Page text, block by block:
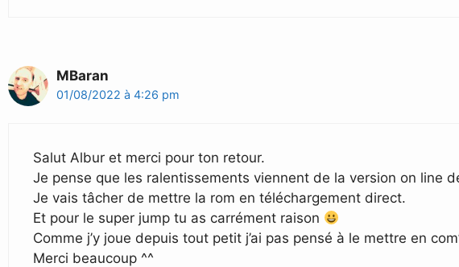
MBaran
01/08/2022 à 4:26 pm
Salut Albur et merci pour ton retour.
Je pense que les ralentissements viennent de la version on line
Je vais tâcher de mettre la rom en téléchargement direct.
Et pour le super jump tu as carrément raison
Comme j’y joue depuis tout petit j’ai pas pensé à le mettre en
Merci beaucoup ^^